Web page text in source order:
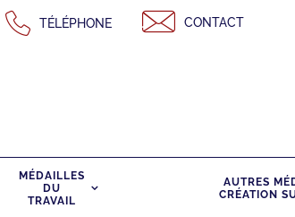
Passer
au
TÉLÉPHONE CONTACT
MÉDAILLES
DU
TRAVAIL
AUTRES
CRÉATION